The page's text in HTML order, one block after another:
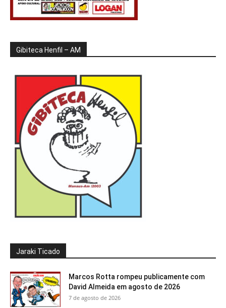
Gibiteca Henfil – AM
Jaraki Ticado
Marcos Rotta rompeu publicamente com
David Almeida em agosto de 2026
7 de agosto de 2026